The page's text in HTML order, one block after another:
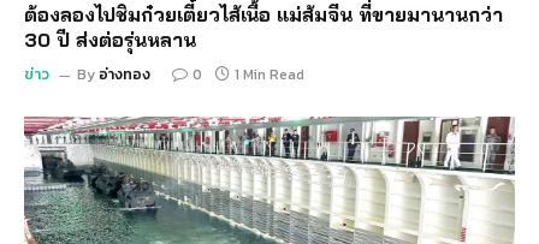
ต้องลองไปชิมก๋วยเตี๋ยวไส้เนื้อ แม่ส้มจีน ที่ขายมานานกว่า
30 ปี ส่งต่อรุ่นหลาน
ข่าว By อ่างทอง 0 1 Min Read